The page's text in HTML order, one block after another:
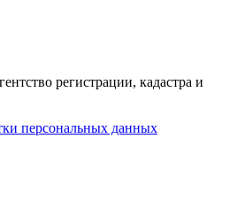
регистрации, кадастра и
персональных данных